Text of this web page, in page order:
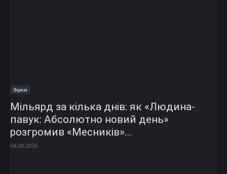
Зірки
Мільярд за кілька днів: як «Людина-
павук: Абсолютно новий день»
розгромив «Месників»...
04.08.2026